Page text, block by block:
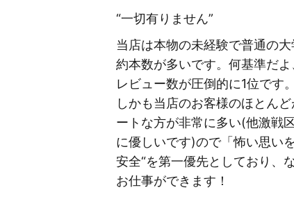
“一切有りません”
当店は本物の未経験で普通の
約本数が多いです。何基準だ
レビュー数が圧倒的に1位です
しかも当店のお客様のほとん
ートな方が非常に多い(他激戦
に優しいです)ので「怖い思い
安全“を第一優先としており、
お仕事ができます！